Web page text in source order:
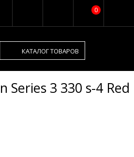
0
КАТАЛОГ ТОВАРОВ
Series 3 330 s-4 Red